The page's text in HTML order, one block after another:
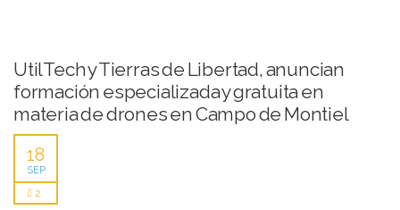
UtilTech y Tierras de Libertad, anuncian
formación especializada y gratuita en
materia de drones en Campo de Montiel
18
SEP
2